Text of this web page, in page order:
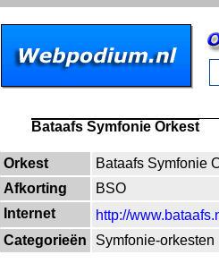
Bataafs Symfonie Orkest
Orkest
Bataafs Symfonie
Afkorting
BSO
Internet
http://
Categorieën
Symfonie-orkesten